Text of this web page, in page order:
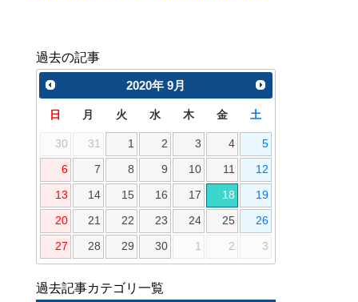
過去の記事
2020年 9月
日 月 火 水 木 金 土
30 31 1 2 3 4 5
6 7 8 9 10 11 12
13 14 15 16 17 18 19
20 21 22 23 24 25 26
27 28 29 30 1 2 3
過去記事カテゴリ一覧